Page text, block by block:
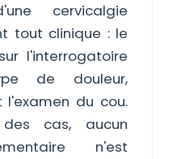
cervicalgie
tout clinique : le
l'interrogatoire
de douleur,
l'examen du cou.
cas, aucun
n'est